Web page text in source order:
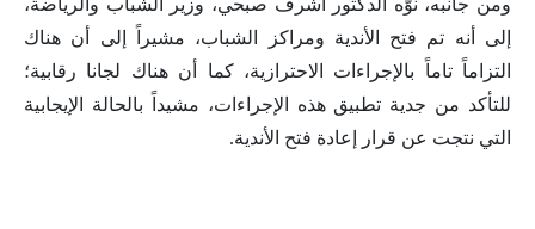
إلى أنه تم فتح الأندية ومراكز الشباب، مشيراً إلى أن هناك
التزاماً تاماً بالإجراءات الاحترازية، كما أن هناك لجانا رقابية؛
للتأكد من جدية تطبيق هذه الإجراءات، مشيداً بالحالة الإيجابية
التي نتجت عن قرار إعادة فتح الأندية.